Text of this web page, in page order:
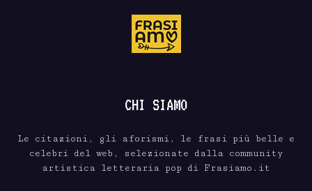
CHI SIAMO
Le citazioni, gli aforismi, le frasi più belle e
celebri del web, selezionate dalla community
artistica letteraria pop di Frasiamo.it